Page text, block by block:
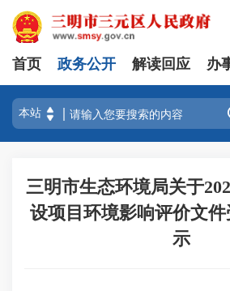
首页 政务公开 解读回应 办
三明市生态环境局关于
设项目环境影响评价文
示